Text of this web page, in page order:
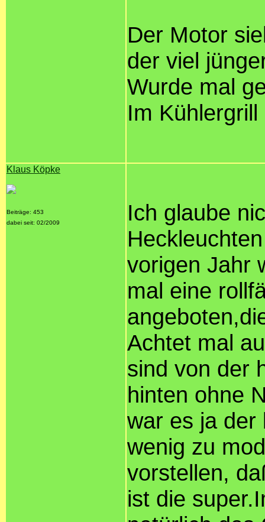
Der Motor
der viel
Wurde mal
Im
Klaus Köpke
Beiträge: 453
dabei seit: 02/2009
Ich glaube
vorigen Jahr
mal eine
Achtet mal
sind von der
hinten ohne
war es ja der
wenig zu
vorstellen,
ist die